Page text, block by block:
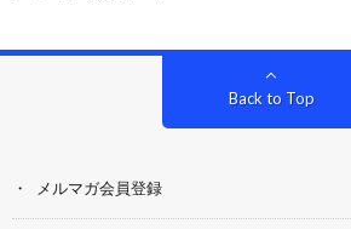
Back to Top
メルマガ会員登録